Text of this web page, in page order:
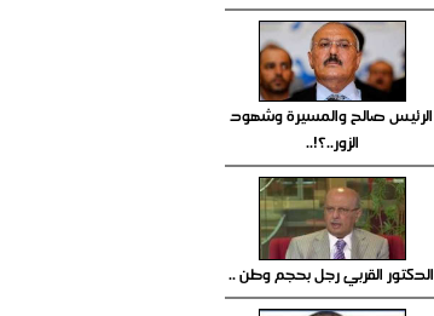
الرئيس صالح والمسيرة وشهود
الزور..؟!..
الدكتور القربي رجل بحجم وطن ..